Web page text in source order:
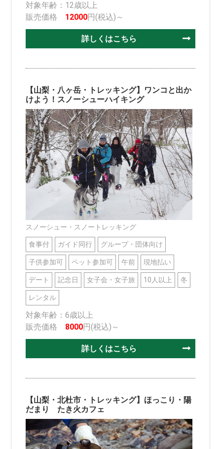
対象年齢：12歳以上
販売価格 12000円(税込)～
詳しくはこちら
【山梨・八ヶ岳・トレッキング】ワンコと出か
けよう！スノーシューハイキング
スノーシュー・スノートレッキング
食事付 ガイド同行 グループ・団体向け
子供参加可 ペット参加可 午前 現地払い
デート 記念日 女子会・女子旅 10人以上 冬
レンタル
対象年齢：6歳以上
販売価格 8000円(税込)～
詳しくはこちら
【山梨・北杜市・トレッキング】ほっこり・陽
だまり たき火カフェ